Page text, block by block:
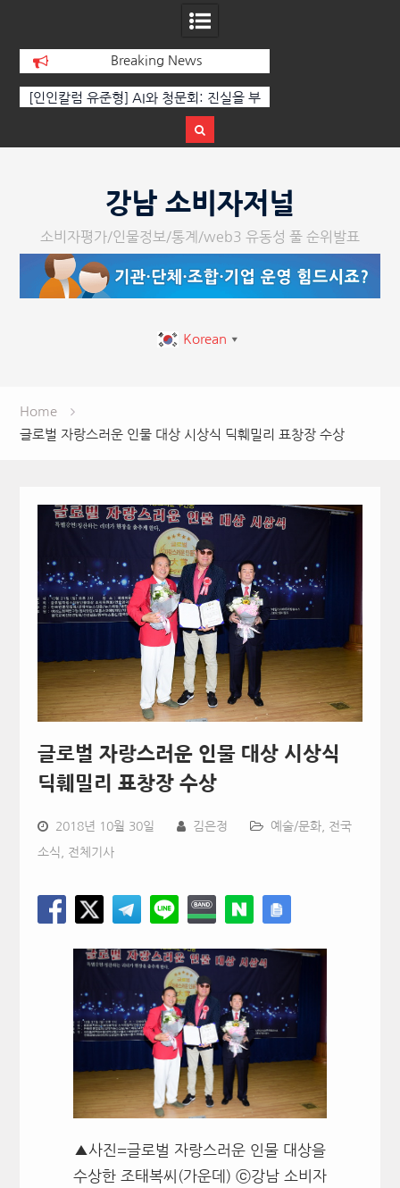
Breaking News
[인인칼럼 유준형] AI와 청문회: 진실을 부
다.
페스티벌’ 성
강남 소비자저널
소비자평가/인물정보/통계/web3 유동성 풀 순위발표
Korean ▼
Home
글로벌 자랑스러운 인물 대상 시상식 딕훼밀리 표창장 수상
글로벌 자랑스러운 인물 대상 시상식
딕훼밀리 표창장 수상
2018년 10월 30일 김은정 예술/문화, 전국
소식 전체기사
▲사진=글로벌 자랑스러운 인물 대상을
수상한 조태복씨(가운데) ⓒ강남 소비자